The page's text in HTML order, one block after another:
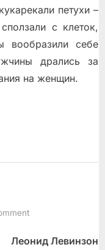
петухи –
с клеток,
вообразили себе
дрались за
на женщин.
on
Индия
Леонид Левинзон